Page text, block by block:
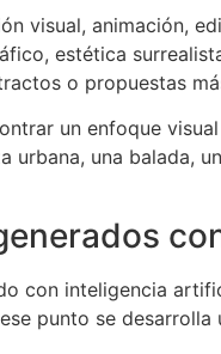
visual, animación,
estética
o propuestas
un enfoque
urbana, una balada,
con inteligencia
punto se desarrolla